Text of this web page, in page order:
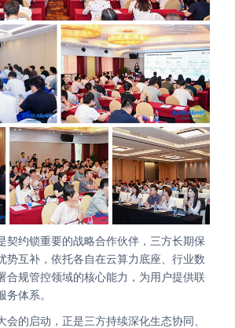
势互补，依托各自在云算力底座、行业数
合规管控领域的核心能力，为用户提供联
体系。